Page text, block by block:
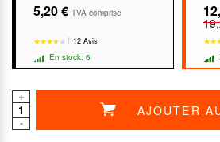
5,20 € TVA comprise
★★★★★
★★★★★
12 Avis
En stock: 6
+
-
AJOUTER